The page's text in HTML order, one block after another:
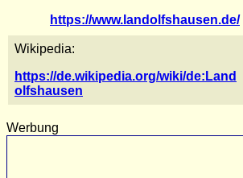
https://www.landolfshausen.de/
Wikipedia:
https://de.wikipedia.org/wiki/de:Land
olfshausen
Werbung